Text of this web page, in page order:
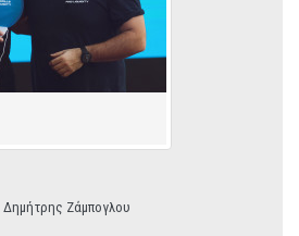
Δημήτρης Ζάμπογλου